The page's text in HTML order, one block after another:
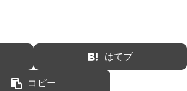
はてブ
コピー